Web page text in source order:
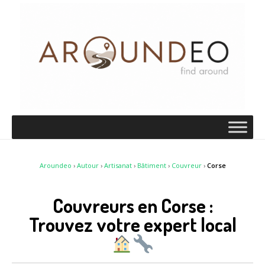
Aroundeo › Autour› Artisanat› Bâtiment› Couvreur› Corse
Couvreurs en Corse :
Trouvez votre expert local